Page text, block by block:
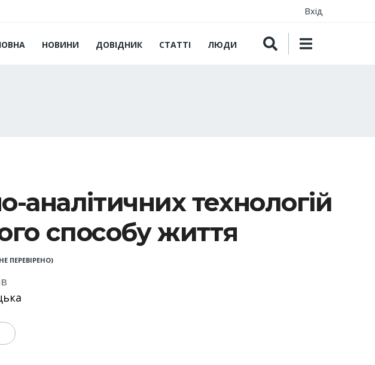
Вхід
НОВИНИ ДОВІДНИК СТАТТІ ЛЮДИ
технологій
способу життя
ПЕРЕВІРЕНО)